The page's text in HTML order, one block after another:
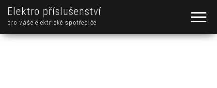
Elektro příslušenství
pro vaše elektrické spotřebiče